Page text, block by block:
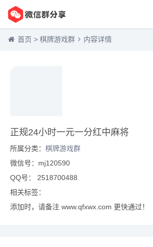
首页 > 棋牌游戏群 内容详情
正规24小时一元一分红中麻将
所属分类： 棋牌游戏群
微信号：mj120590
QQ号： 2518700488
相关标签：
添加时，请备注 www.qfxwx.com 更快通过！